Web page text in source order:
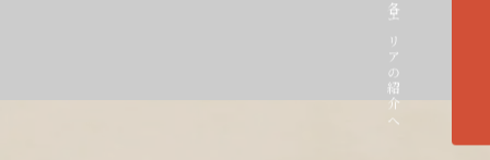
各エリアの紹介へ